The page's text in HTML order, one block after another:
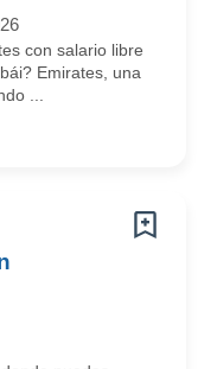
con salario libre
Emirates, una
...